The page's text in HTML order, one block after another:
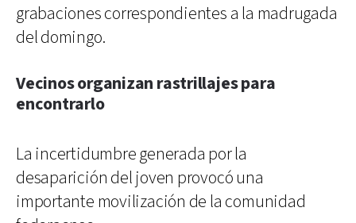
grabaciones correspondientes a la madrugada
del domingo.
Vecinos organizan rastrillajes para
encontrarlo
La incertidumbre generada por la
desaparición del joven provocó una
importante movilización de la comunidad